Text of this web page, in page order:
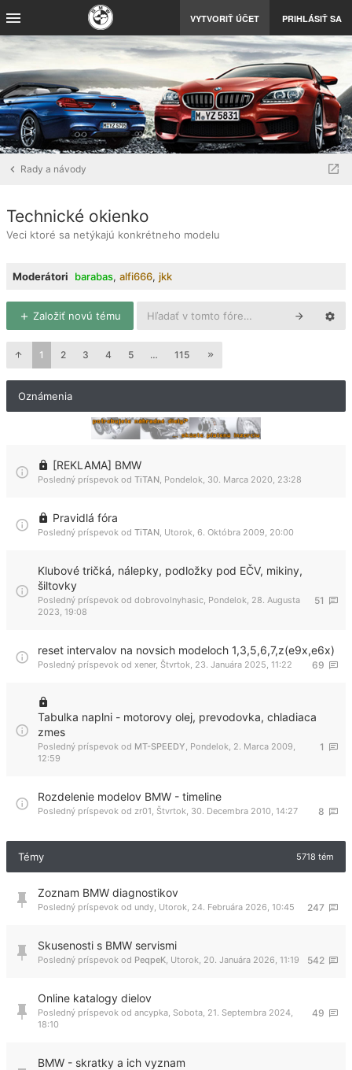
VYTVORIŤ ÚČET PRIHLÁSIŤ SA
Rady a návody
Technické okienko
Veci ktoré sa netýkajú konkrétneho modelu
Moderátori barabas, alfi666, jkk
Založiť novú tému
1 2 3 4 5 … 115
Oznámenia
[REKLAMA] BMW
Posledný príspevok od TiTAN Pondelok, 30. Marca 2020, 23:28
Pravidlá fóra
Posledný príspevok od TiTAN Utorok, 6. Októbra 2009, 20:00
Klubové tričká, nálepky, podložky pod EČV, mikiny,
šiltovky
51
Posledný príspevok od dobrovolnyhasic Pondelok, 28. Augusta
2023, 19:08
reset intervalov na novsich modeloch 1,3,5,6,7,z(e9x,e6x)
69
Posledný príspevok od xener, Štvrtok, 23. Januára 2025, 11:22
Tabulka naplni - motorovy olej, prevodovka, chladiaca
zmes
1
Posledný príspevok od MT-SPEEDY Pondelok, 2. Marca 2009,
12:59
Rozdelenie modelov BMW - timeline
8
Posledný príspevok od zr01 Štvrtok, 30. Decembra 2010, 14:27
Témy 5718 tém
Zoznam BMW diagnostikov
247
Posledný príspevok od undy Utorok, 24. Februára 2026, 10:45
Skusenosti s BMW servismi
542
Posledný príspevok od PeqpeK Utorok, 20. Januára 2026, 11:19
Online katalogy dielov
49
Posledný príspevok od ancypka Sobota, 21. Septembra 2024,
18:10
BMW - skratky a ich vyznam